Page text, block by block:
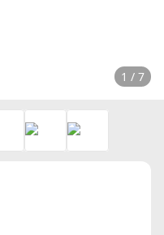
1 / 7